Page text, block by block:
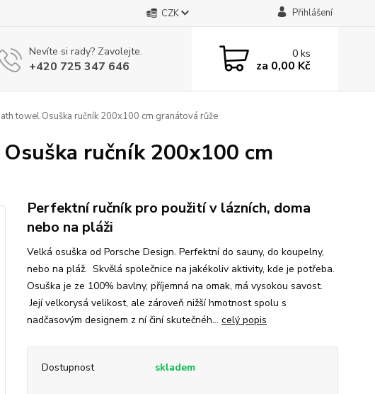
CZK Přihlášení
Nevíte si rady? Zavolejte.
+420 725 347 646
0ks
za 0,00 Kč
towel Osuška ručník 200x100 cm granátová růže
ručník 200x100 cm
Perfektní ručník pro použití v lázních, doma
nebo na pláži
Velká osuška od Porsche Design. Perfektní do sauny, do koupelny,
nebo na pláž. Skvělá společnice na jakékoliv aktivity, kde je potřeba.
Osuška je ze 100% bavlny, příjemná na omak, má vysokou savost.
Její velkorysá velikost, ale zároveň nižší hmotnost spolu s
nadčasovým designem z ní činí skutečnéh... celý popis
Dostupnost skladem